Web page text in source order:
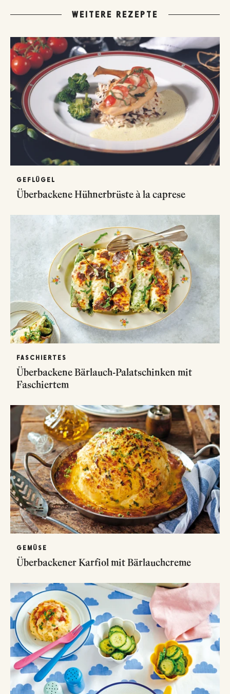
WEITERE REZEPTE
GEFLÜGEL
Überbackene Hühnerbrüste à la caprese
FASCHIERTES
Überbackene Bärlauch-Palatschinken mit
Faschiertem
GEMÜSE
Überbackener Karfiol mit Bärlauchcreme